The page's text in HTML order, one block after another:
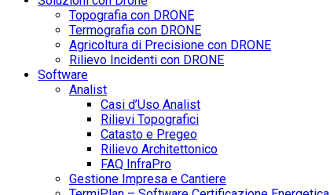
Topografia con DRONE
Termografia con DRONE
Agricoltura di Precisione con DRONE
Rilievo Incidenti con DRONE
Software
Analist
Casi d’Uso Analist
Rilievi Topografici
Catasto e Pregeo
Rilievo Architettonico
FAQ InfraPro
Gestione Impresa e Cantiere